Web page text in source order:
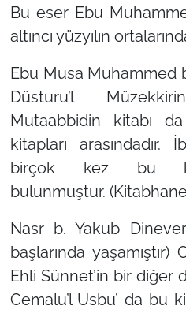
Bu eser Ebu
altıncı yüzyılın
Ebu Musa Muhammed
Düsturu’l
Mutaabbidin kitabı
kitapları arasındadır.
birçok kez bu
bulunmuştur.
Nasr b. Yakub
başlarında yaşamıştır)
Ehli Sünnet’in bir diğer
Cemalu’l Usbu’ da bu